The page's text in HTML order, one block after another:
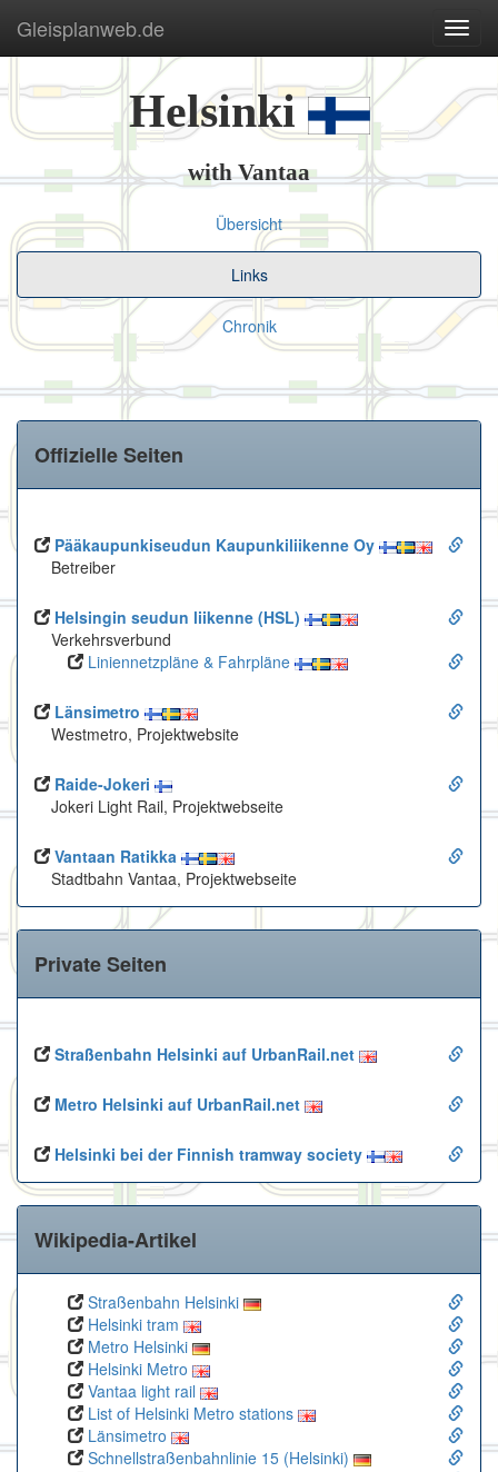
ein-/
Gleisplanweb.de
Helsinki
with Vantaa
Übersicht
Links
Chronik
Offizielle Seiten
Pääkaupunkiseudun Kaupunkiliikenne Oy
Betreiber
Helsingin seudun liikenne (HSL)
Verkehrsverbund
Liniennetzpläne & Fahrpläne
Länsimetro
Westmetro, Projektwebsite
Raide-Jokeri
Jokeri Light Rail, Projektwebseite
Vantaan Ratikka
Stadtbahn Vantaa, Projektwebseite
Private Seiten
Straßenbahn Helsinki auf UrbanRail.net
Metro Helsinki auf UrbanRail.net
Helsinki bei der Finnish tramway society
Wikipedia-Artikel
Straßenbahn Helsinki
Helsinki tram
Metro Helsinki
Helsinki Metro
Vantaa light rail
List of Helsinki Metro stations
Länsimetro
Schnellstraßenbahnlinie 15 (Helsinki)